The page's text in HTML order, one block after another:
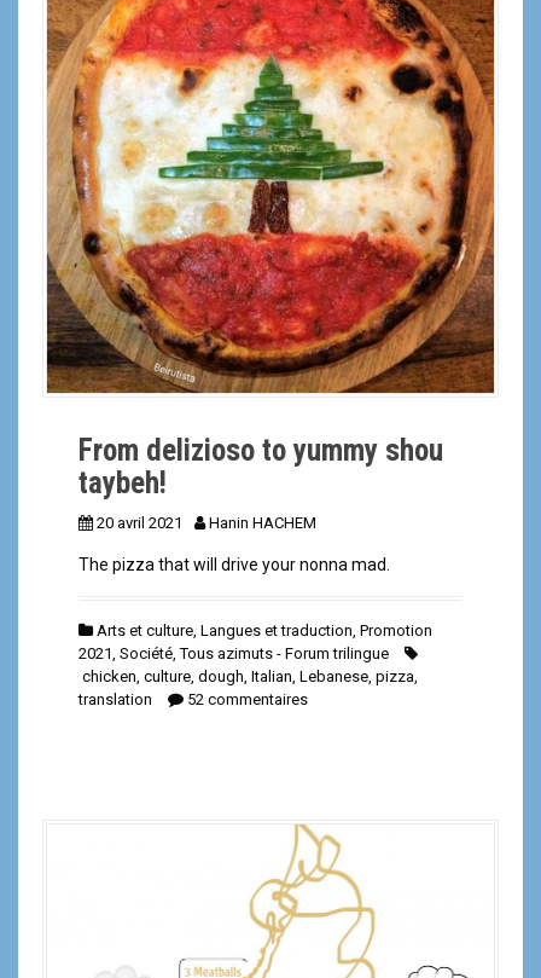
From delizioso to yummy shou
taybeh!
20 avril 2021 Hanin HACHEM
The pizza that will drive your nonna mad.
Arts et culture Langues et traduction Promotion
2021 Société ,Tous azimuts - Forum trilingue
chicken culture dough Italian Lebanese pizza
translation
52 commentaires